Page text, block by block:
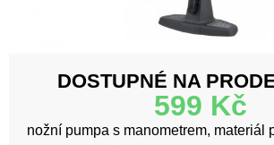
DOSTUPNÉ NA
599 Kč
nožní pumpa s manometrem, materiál